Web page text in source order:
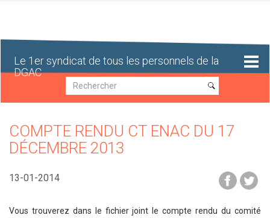
Le 1er syndicat de tous les personnels de la
DGAC
Recherche
Recherche
COMPTE RENDU CT ENAC DU 17
DÉCEMBRE 2013
13-01-2014
Vous trouverez dans le fichier joint le compte rendu du comité